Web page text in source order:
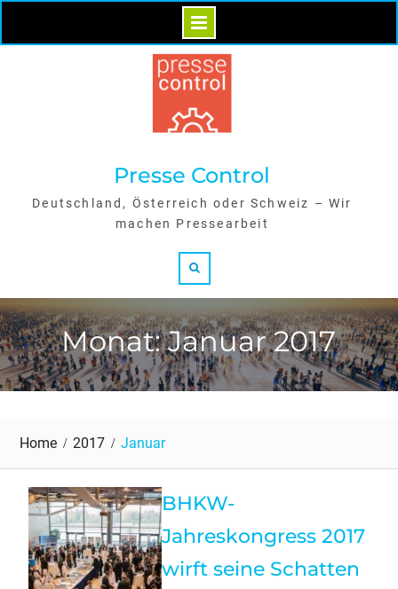
Skip
Presse Control
Deutschland, Österreich oder Schweiz – Wir
machen Pressearbeit
Monat: Januar 2017
Home 2017 Januar
BHKW-
Jahreskongress 2017
wirft seine Schatten